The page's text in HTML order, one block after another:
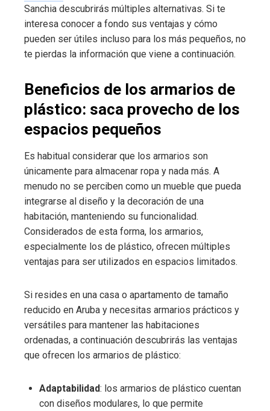
Sanchia descubrirás múltiples alternativas. Si te
interesa conocer a fondo sus ventajas y cómo
pueden ser útiles incluso para los más pequeños, no
te pierdas la información que viene a continuación.
Beneficios de los armarios de
plástico: saca provecho de los
espacios pequeños
Es habitual considerar que los armarios son
únicamente para almacenar ropa y nada más. A
menudo no se perciben como un mueble que pueda
integrarse al diseño y la decoración de una
habitación, manteniendo su funcionalidad.
Considerados de esta forma, los armarios,
especialmente los de plástico, ofrecen múltiples
ventajas para ser utilizados en espacios limitados.
Si resides en una casa o apartamento de tamaño
reducido en Aruba y necesitas armarios prácticos y
versátiles para mantener las habitaciones
ordenadas, a continuación descubrirás las ventajas
que ofrecen los armarios de plástico:
Adaptabilidad: los armarios de plástico cuentan
con diseños modulares, lo que permite